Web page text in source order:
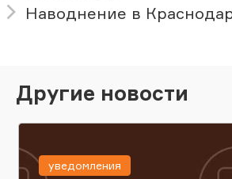
Наводнение в
Другие новости
уведомления